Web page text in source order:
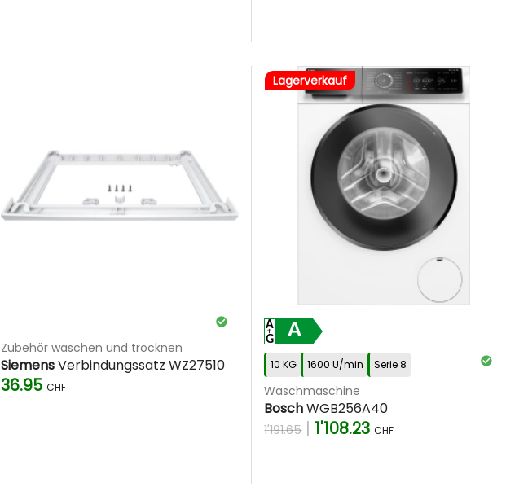
Zubehör waschen und trocknen
SiemensVerbindungssatz WZ27510
36.95 CHF
Lagerverkauf
A
10 KG 1600 U/min Serie 8
Waschmaschine
BoschWGB256A40
1'191.65 1'108.23CHF